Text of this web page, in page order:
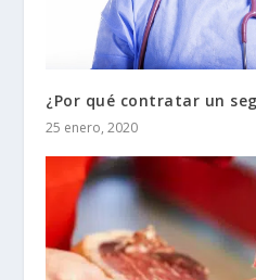
¿Por qué contratar un
25 enero, 2020